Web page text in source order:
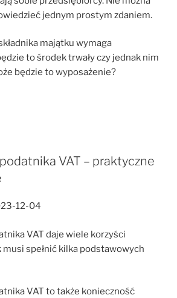
jednym prostym zdaniem.
majątku wymaga
to środek trwały czy jednak nim
będzie to wyposażenie?
VAT – praktyczne
12-04
VAT daje wiele korzyści
spełnić kilka podstawowych
VAT to także konieczność